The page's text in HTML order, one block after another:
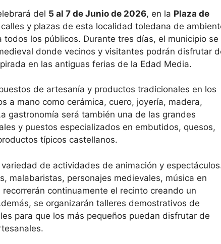
del 5 al 7 de Junio de 2026, en la Plaza de
y plazas de esta localidad toledana de
los públicos. Durante tres días, el municipio se
donde vecinos y visitantes podrán disfrutar
en las antiguas ferias de la Edad Media.
de artesanía y productos tradicionales en los
a mano como cerámica, cuero, joyería, madera,
gastronomía será también una de las grandes
y puestos especializados en embutidos, quesos,
típicos castellanos.
de actividades de animación y
malabaristas, personajes medievales, música en
continuamente el recinto creando un
se organizarán talleres demostrativos de
para que los más pequeños puedan disfrutar de